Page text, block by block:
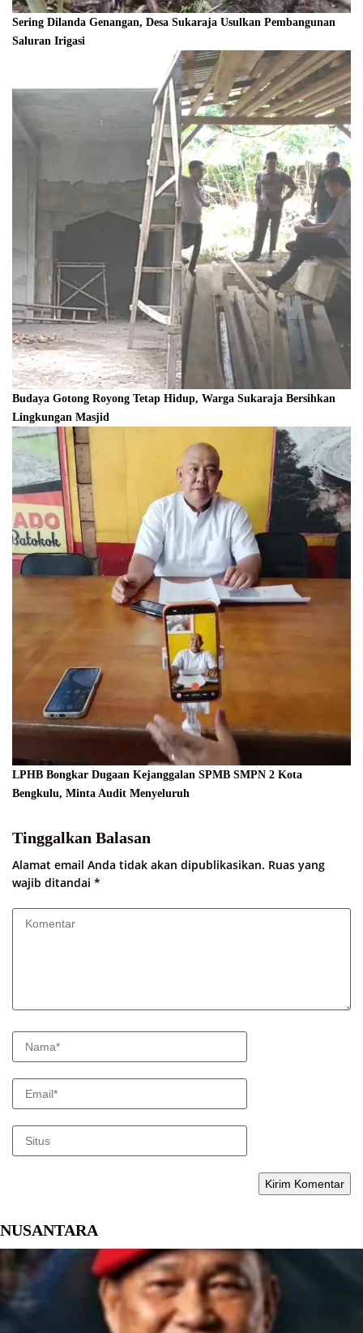
Sering Dilanda Genangan, Desa Sukaraja Usulkan Pembangunan
Saluran Irigasi
Budaya Gotong Royong Tetap Hidup, Warga Sukaraja Bersihkan
Lingkungan Masjid
LPHB Bongkar Dugaan Kejanggalan SPMB SMPN 2 Kota
Bengkulu, Minta Audit Menyeluruh
Tinggalkan Balasan
Alamat email Anda tidak akan dipublikasikan. Ruas yang
wajib ditandai *
NUSANTARA